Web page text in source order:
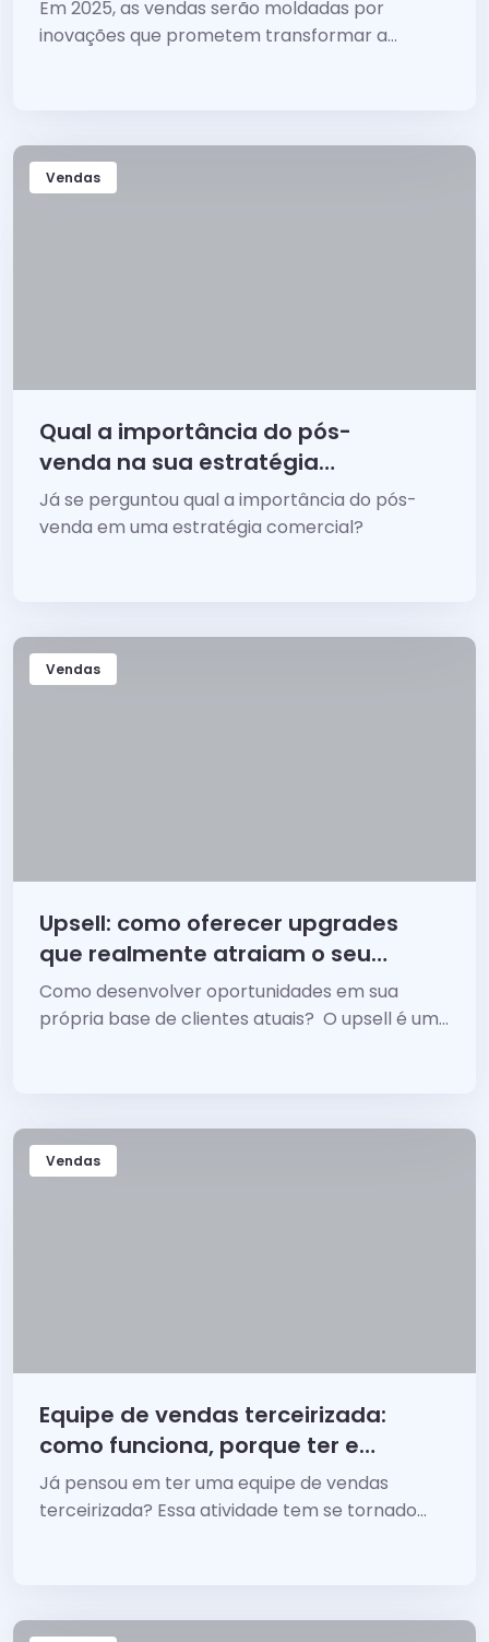
Em 2025, as vendas serão moldadas por
inovações que prometem transformar a
Vendas
Qual a importância do pós-
venda na sua estratégia
comercial?
Já se perguntou qual a importância do pós-
venda em uma estratégia comercial?
Vendas
Upsell: como oferecer upgrades
que realmente atraiam o seu
cliente
Como desenvolver oportunidades em sua
própria base de clientes atuais? O upsell é uma
Vendas
Equipe de vendas terceirizada:
como funciona, porque ter e
cuidados
Já pensou em ter uma equipe de vendas
terceirizada? Essa atividade tem se tornado